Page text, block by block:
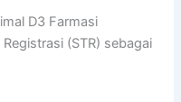
D3 Farmasi
(STR) sebagai